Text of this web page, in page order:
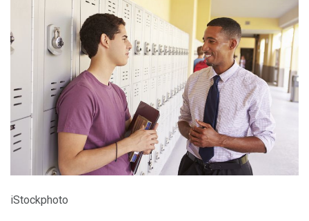
iStockphoto